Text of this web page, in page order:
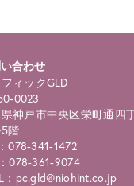
合わせ
ィックGLD
0023
神戸市中央区栄町通四
階
078-341-1472
078-361-9074
：pc.gld@niohint.co.jp